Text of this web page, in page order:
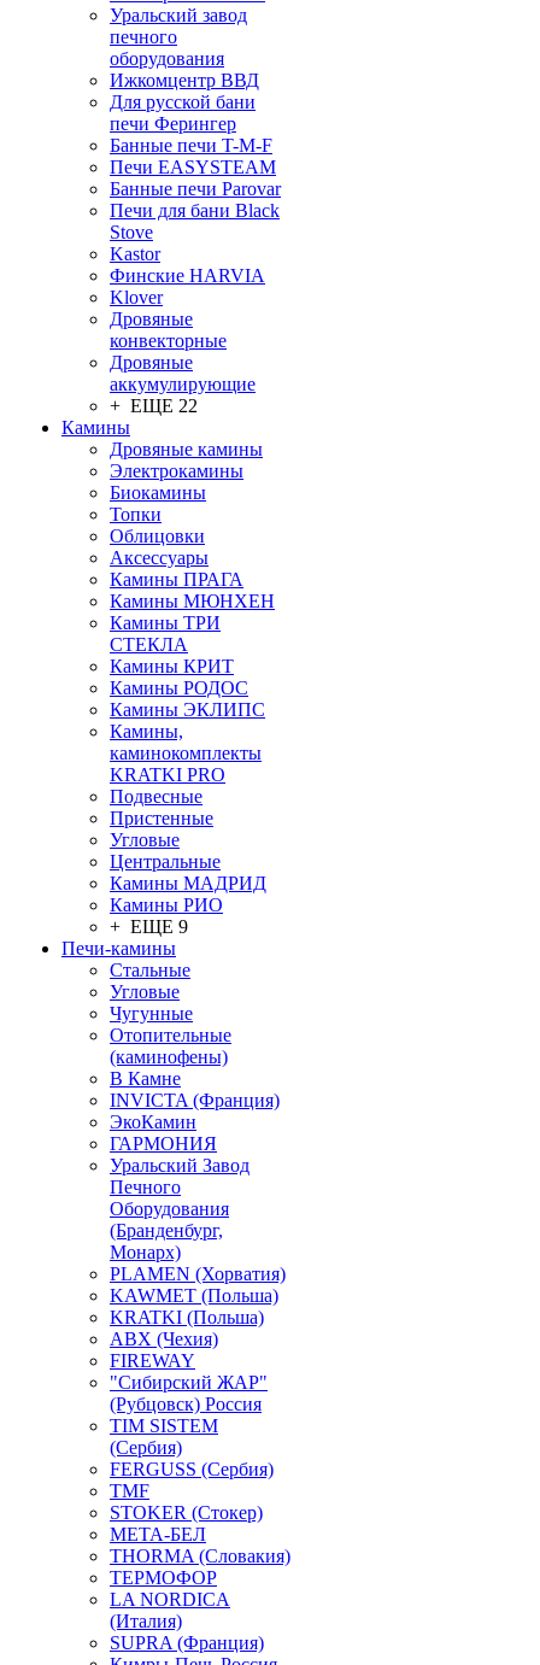
Уральский завод
печного
оборудования
Ижкомцентр ВВД
Для русской бани
печи Ферингер
Банные печи T-M-F
Печи EASYSTEAM
Банные печи Parovar
Печи для бани Black
Stove
Kastor
Финские HARVIA
Klover
Дровяные
конвекторные
Дровяные
аккумулирующие
+ ЕЩЕ 22
Камины
Дровяные камины
Электрокамины
Биокамины
Топки
Облицовки
Аксессуары
Камины ПРАГА
Камины МЮНХЕН
Камины ТРИ
СТЕКЛА
Камины КРИТ
Камины РОДОС
Камины ЭКЛИПС
Камины,
каминокомплекты
KRATKI PRO
Подвесные
Пристенные
Угловые
Центральные
Камины МАДРИД
Камины РИО
+ ЕЩЕ 9
Печи-камины
Стальные
Угловые
Чугунные
Отопительные
(каминофены)
В Камне
INVICTA (Франция)
ЭкоКамин
ГАРМОНИЯ
Уральский Завод
Печного
Оборудования
(Бранденбург,
Монарх)
PLAMEN (Хорватия)
KAWMET (Польша)
KRATKI (Польша)
ABX (Чехия)
FIREWAY
"Сибирский ЖАР"
(Рубцовск) Россия
TIM SISTEM
(Сербия)
FERGUSS (Сербия)
TMF
STOKER (Стокер)
МЕТА-БЕЛ
THORMA (Словакия)
ТЕРМОФОР
LA NORDICA
(Италия)
SUPRA (Франция)